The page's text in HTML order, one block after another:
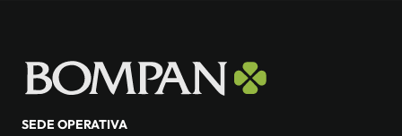
SEDE OPERATIVA